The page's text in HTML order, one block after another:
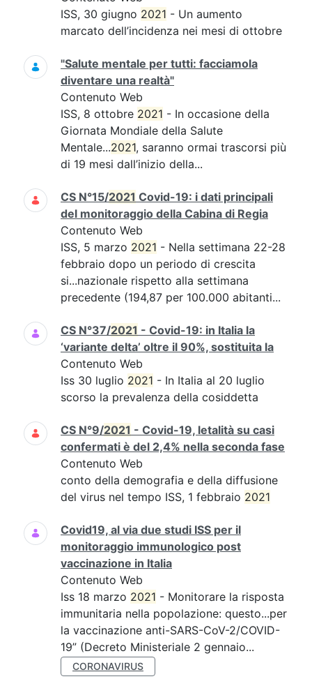
ISS, 30 giugno 2021 - Un aumento
marcato dell’incidenza nei mesi di ottobre
"Salute mentale per tutti: facciamola
diventare una realtà"
Contenuto Web
ISS, 8 ottobre 2021 - In occasione della
Giornata Mondiale della Salute
Mentale...2021, saranno ormai trascorsi più
di 19 mesi dall’inizio della...
CS N°15/2021 Covid-19: i dati principali
del monitoraggio della Cabina di Regia
Contenuto Web
ISS, 5 marzo 2021 - Nella settimana 22-28
febbraio dopo un periodo di crescita
si...nazionale rispetto alla settimana
precedente (194,87 per 100.000 abitanti...
CS N°37/2021 - Covid-19: in Italia la
‘variante delta’ oltre il 90%, sostituita la
Contenuto Web
Iss 30 luglio 2021 - In Italia al 20 luglio
scorso la prevalenza della cosiddetta
CS N°9/2021 - Covid-19, letalità su casi
confermati è del 2,4% nella seconda fase
Contenuto Web
conto della demografia e della diffusione
del virus nel tempo ISS, 1 febbraio 2021
Covid19, al via due studi ISS per il
monitoraggio immunologico post
vaccinazione in Italia
Contenuto Web
Iss 18 marzo 2021 - Monitorare la risposta
immunitaria nella popolazione: questo...per
la vaccinazione anti-SARS-CoV-2/COVID-
19” (Decreto Ministeriale 2 gennaio...
CORONAVIRUS